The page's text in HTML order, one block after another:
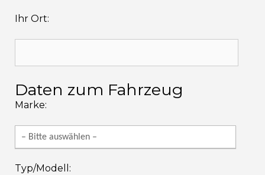
Ihr Ort:
Daten zum Fahrzeug
Marke:
Typ/Modell: